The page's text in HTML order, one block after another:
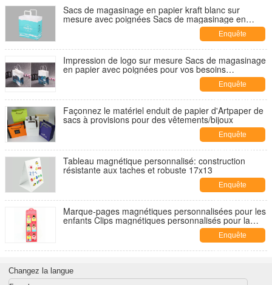
Sacs de magasinage en papier kraft blanc sur
mesure avec poignées Sacs de magasinage en
papier léger Sacs de cadeaux en papier écologique
Enquête
maintenant
Impression de logo sur mesure Sacs de magasinage
en papier avec poignées pour vos besoins
Enquête
maintenant
Façonnez le matériel enduit de papier d'Artpaper de
sacs à provisions pour des vêtements/bijoux
Enquête
maintenant
Tableau magnétique personnalisé: construction
résistante aux taches et robuste 17x13
Enquête
maintenant
Marque-pages magnétiques personnalisées pour les
enfants Clips magnétiques personnalisés pour la
Enquête
maintenant
Changez la langue